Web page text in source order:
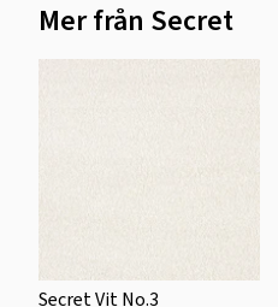
Mer från Secret
Secret Vit No.3